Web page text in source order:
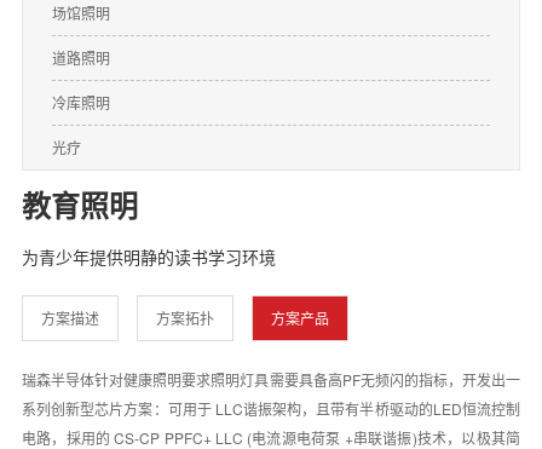
场馆照明
道路照明
冷库照明
光疗
教育照明
为青少年提供明静的读书学习环境
方案描述 方案拓扑 方案产品
瑞森半导体针对健康照明要求照明灯具需要具备高PF无频闪的指标，开发出一
系列创新型芯片方案：可用于 LLC谐振架构，且带有半桥驱动的LED恒流控制
电路，採用的 CS-CP PPFC+ LLC (电流源电荷泵 +串联谐振)技术，以极其简